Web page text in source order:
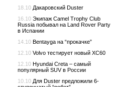
18.10 Дакаровский Duster
16.10 Экипаж Camel Trophy Club
Russia побывал на Land Rover Party
в Испании
14.10 Bentayga на “прокачке”
12.10 Volvo тестирует новый XC60
12.10 Hyundai Creta – самый
популярный SUV в России
10.10 Для Duster предложили 6-